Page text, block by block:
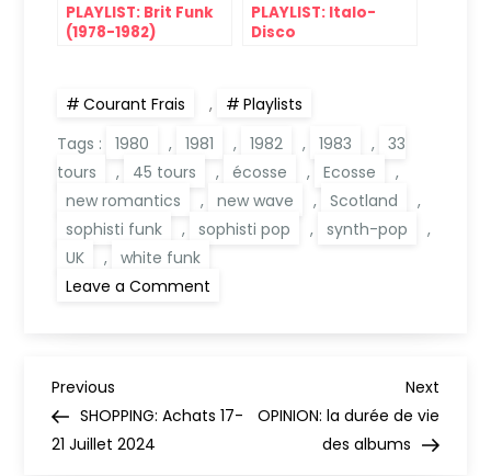
PLAYLIST: Brit Funk
(1978-1982)
PLAYLIST: Italo-
Disco
Courant Frais ,
Playlists
Tags :
1980 , 1981 , 1982 , 1983 ,
33
tours
, 45 tours , écosse , Ecosse
,
new romantics
, new wave , Scotland
,
sophisti funk
, sophisti pop , synth-pop
,
UK
,
white funk
Leave a Comment
N
a
Previous
Post
Previous
SHOPPING: Achats 17-
21 Juillet 2024
Next
Post
Next
OPINION: la durée de vie
des albums